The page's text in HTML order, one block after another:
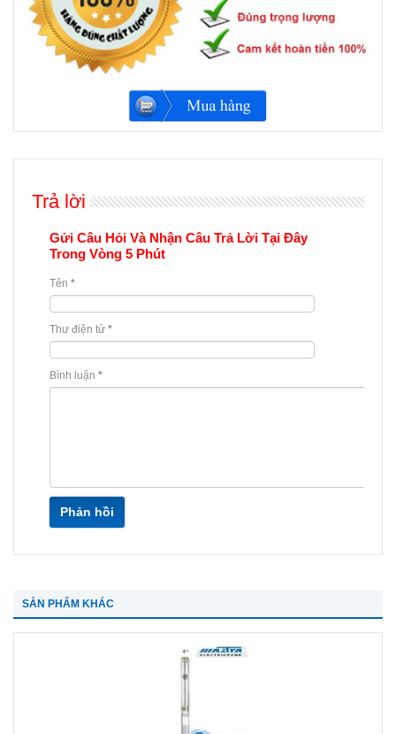
Trả lời
Gửi Câu Hỏi Và Nhận Câu Trả Lời Tại Đây
Trong Vòng 5 Phút
Tên *
Thư điện tử *
Bình luận *
Phản hồi
SẢN PHẨM KHÁC